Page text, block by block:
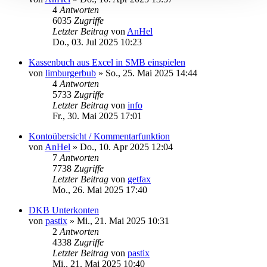
4 Antworten
6035 Zugriffe
Letzter Beitrag von AnHel
Do., 03. Jul 2025 10:23
Kassenbuch aus Excel in SMB einspielen
von limburgerbub » So., 25. Mai 2025 14:44
4 Antworten
5733 Zugriffe
Letzter Beitrag von info
Fr., 30. Mai 2025 17:01
Kontoübersicht / Kommentarfunktion
von AnHel » Do., 10. Apr 2025 12:04
7 Antworten
7738 Zugriffe
Letzter Beitrag von getfax
Mo., 26. Mai 2025 17:40
DKB Unterkonten
von pastix » Mi., 21. Mai 2025 10:31
2 Antworten
4338 Zugriffe
Letzter Beitrag von pastix
Mi., 21. Mai 2025 10:40